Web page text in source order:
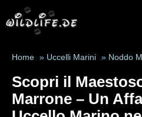
Home » Uccelli Marini » Noddo
Scopri il
Marrone – Un